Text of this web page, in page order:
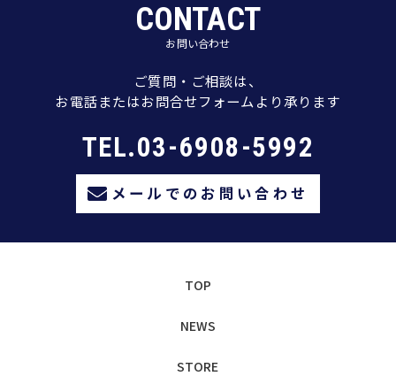
CONTACT
お問い合わせ
ご質問・ご相談は、
お電話またはお問合せフォームより承ります
TEL.03-6908-5992
メールでのお問い合わせ
TOP
NEWS
STORE